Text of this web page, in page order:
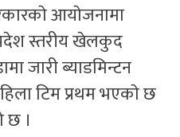
आयाेजनामा
स्तरीय खेलकुद
जारी ब्याडमिन्टन
टिम प्रथम भएकाे छ
छ ।